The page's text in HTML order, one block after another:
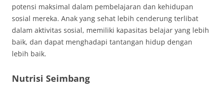
potensi maksimal dalam pembelajaran dan kehidupan
sosial mereka. Anak yang sehat lebih cenderung terlibat
dalam aktivitas sosial, memiliki kapasitas belajar yang lebih
baik, dan dapat menghadapi tantangan hidup dengan
lebih baik.
Nutrisi Seimbang